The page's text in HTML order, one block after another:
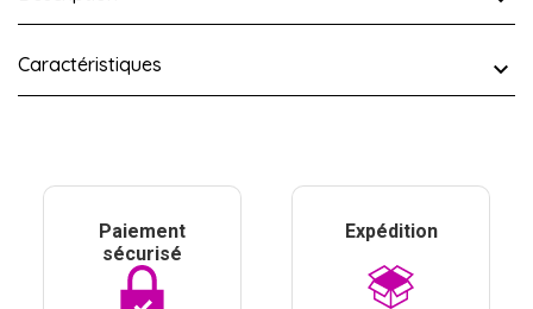
Caractéristiques
Paiement
sécurisé
Expédition